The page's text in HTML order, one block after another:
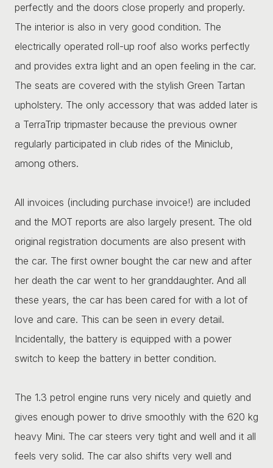
perfectly and the doors close properly and properly.
The interior is also in very good condition. The
electrically operated roll-up roof also works perfectly
and provides extra light and an open feeling in the car.
The seats are covered with the stylish Green Tartan
upholstery. The only accessory that was added later is
a TerraTrip tripmaster because the previous owner
regularly participated in club rides of the Miniclub,
among others.
All invoices (including purchase invoice!) are included
and the MOT reports are also largely present. The old
original registration documents are also present with
the car. The first owner bought the car new and after
her death the car went to her granddaughter. And all
these years, the car has been cared for with a lot of
love and care. This can be seen in every detail.
Incidentally, the battery is equipped with a power
switch to keep the battery in better condition.
The 1.3 petrol engine runs very nicely and quietly and
gives enough power to drive smoothly with the 620 kg
heavy Mini. The car steers very tight and well and it all
feels very solid. The car also shifts very well and